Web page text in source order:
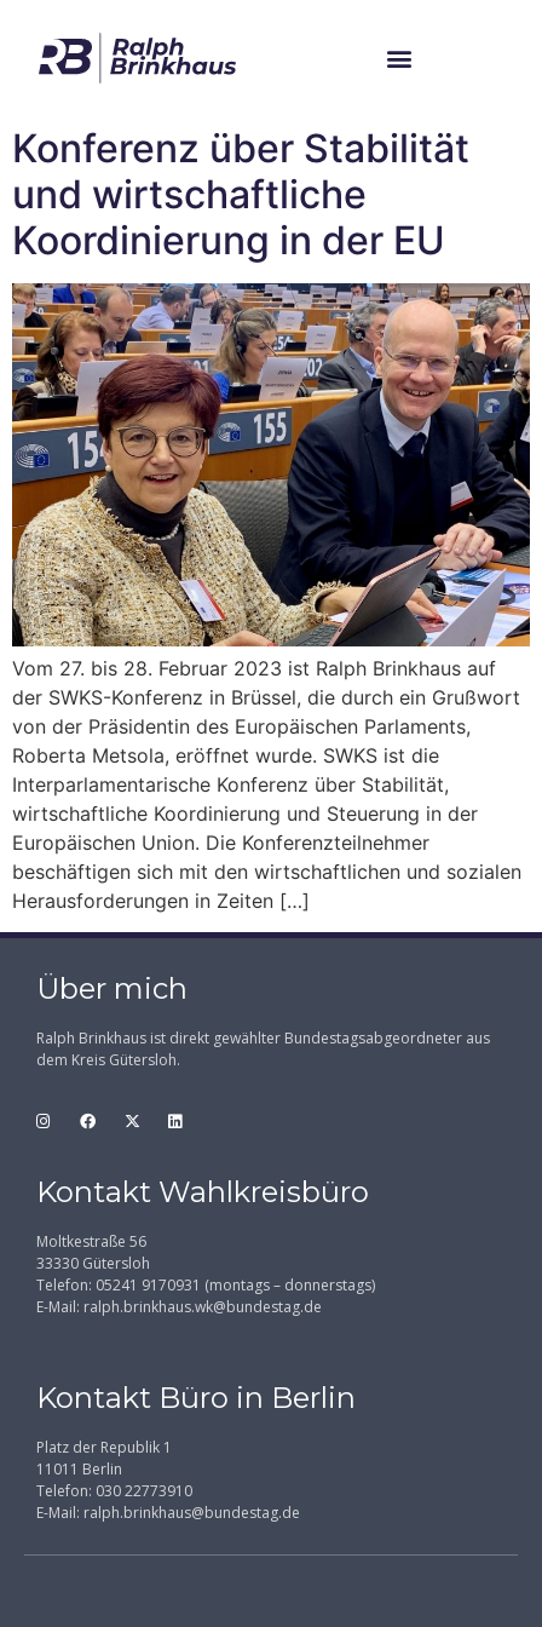
Konferenz über Stabilität
und wirtschaftliche
Koordinierung in der EU
Vom 27. bis 28. Februar 2023 ist Ralph Brinkhaus auf
der SWKS-Konferenz in Brüssel, die durch ein Grußwort
von der Präsidentin des Europäischen Parlaments,
Roberta Metsola, eröffnet wurde. SWKS ist die
Interparlamentarische Konferenz über Stabilität,
wirtschaftliche Koordinierung und Steuerung in der
Europäischen Union. Die Konferenzteilnehmer
beschäftigen sich mit den wirtschaftlichen und sozialen
Herausforderungen in Zeiten […]
Über mich
Ralph Brinkhaus ist direkt gewählter Bundestagsabgeordneter aus
dem Kreis Gütersloh.
Kontakt Wahlkreisbüro
Moltkestraße 56
33330 Gütersloh
Telefon: 05241 9170931 (montags – donnerstags)
E-Mail: ralph.brinkhaus.wk@bundestag.de
Kontakt Büro in Berlin
Platz der Republik 1
11011 Berlin
Telefon: 030 22773910
E-Mail: ralph.brinkhaus@bundestag.de